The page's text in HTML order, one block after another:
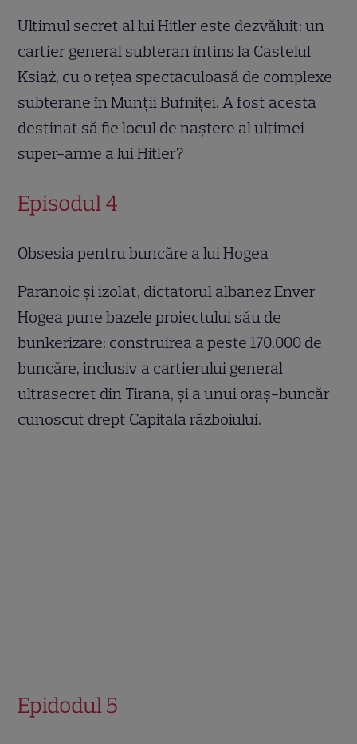
Ultimul secret al lui Hitler este dezvăluit: un
cartier general subteran întins la Castelul
Książ, cu o rețea spectaculoasă de complexe
subterane în Munții Bufniței. A fost acesta
destinat să fie locul de naștere al ultimei
super-arme a lui Hitler?
Episodul 4
Obsesia pentru buncăre a lui Hogea
Paranoic și izolat, dictatorul albanez Enver
Hogea pune bazele proiectului său de
bunkerizare: construirea a peste 170.000 de
buncăre, inclusiv a cartierului general
ultrasecret din Tirana, și a unui oraș-buncăr
cunoscut drept Capitala războiului.
Epidodul 5